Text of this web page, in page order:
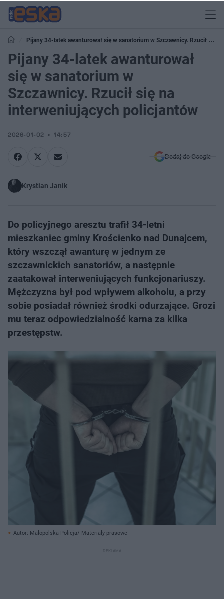
Pijany 34-latek awanturował się w sanatorium w Szczawnicy. Rzucił się
na interweniujących policjantów
Pijany 34-latek awanturował
się w sanatorium w
Szczawnicy. Rzucił się na
interweniujących policjantów
2026-01-02 14:57
Dodaj do Google
Krystian Janik
Do policyjnego aresztu trafił 34-letni
mieszkaniec gminy Krościenko nad Dunajcem,
który wszczął awanturę w jednym ze
szczawnickich sanatoriów, a następnie
zaatakował interweniujących funkcjonariuszy.
Mężczyzna był pod wpływem alkoholu, a przy
sobie posiadał również środki odurzające. Grozi
mu teraz odpowiedzialność karna za kilka
przestępstw.
Autor: Małopolska Policja/ Materiały prasowe